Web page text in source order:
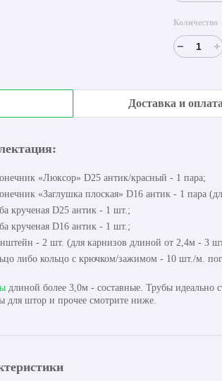
Количество
Доставка и оплата
«Люксор» D25 антик/красный - 1 пара;
«Заглушка плоская» D16 антик - 1 пара
крученая D25 антик - 1 шт.;
крученая D16 антик - 1 шт.;
- 2 шт. (для карнизов длиной от 2,4м - 3
либо кольцо с крючком/зажимом - 10 шт./м.
длиной более 3,0м - составные. Трубы идеально
для штор и прочее смотрите ниже.